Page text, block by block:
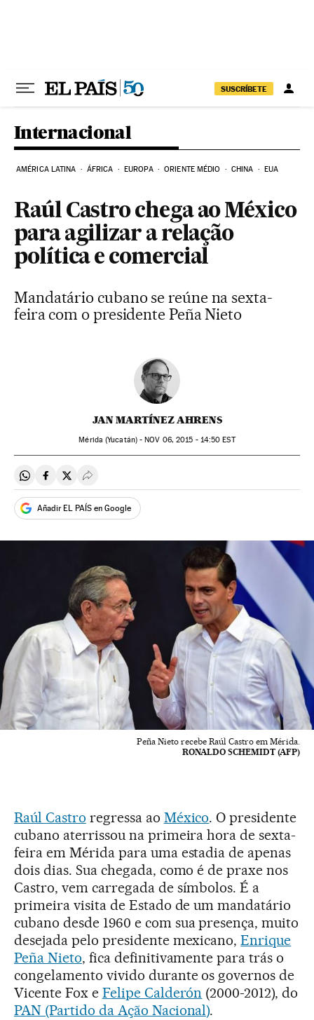
SUSCRÍBETE
Internacional
AMÉRICA LATINA ÁFRICA EUROPA ORIENTE MÉDIO CHINA EUA
Raúl Castro chega ao México
para agilizar a relação
política e comercial
Mandatário cubano se reúne na sexta-
feira com o presidente Peña Nieto
JAN MARTÍNEZ AHRENS
Mérida (Yucatán) -NOV 06, 2015 - 14:50 EST
Compartir en Whatsapp
Compartir en Facebook
Compartir en Twitter
Desplegar Redes Sociales
Añadir EL PAÍS en Google
Peña Nieto recebe Raúl Castro em Mérida.
RONALDO SCHEMIDT (AFP)
Raúl Castro regressa ao México. O presidente
cubano aterrissou na primeira hora de sexta-
feira em Mérida para uma estadia de apenas
dois dias. Sua chegada, como é de praxe nos
Castro, vem carregada de símbolos. É a
primeira visita de Estado de um mandatário
cubano desde 1960 e com sua presença, muito
desejada pelo presidente mexicano,Enrique
Peña Nieto, fica definitivamente para trás o
congelamento vivido durante os governos de
Vicente Fox e Felipe Calderón (2000-2012), do
PAN (Partido da Ação Nacional).